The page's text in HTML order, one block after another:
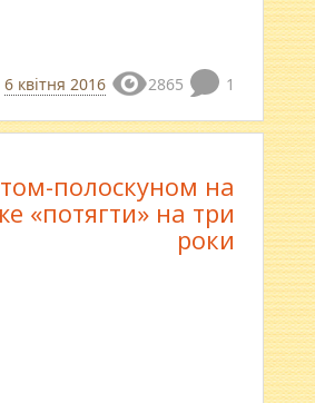
6 квітня 2016 2865 1
полоскуном на
«потягти» на три
роки